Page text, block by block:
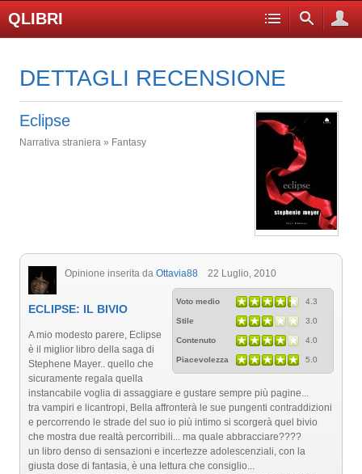
QLIBRI
DETTAGLI RECENSIONE
Eclipse
Narrativa straniera » Fantasy
Opinione inserita da Ottavia88 22 Luglio, 2010
Voto medio 4.3
Stile 3.0
Contenuto 4.0
Piacevolezza 5.0
ECLIPSE: IL BIVIO
A mio modesto parere, Eclipse
è il miglior libro della saga di
Stephene Mayer.. quello che
sicuramente regala quella
instancabile voglia di assaggiare e gustare sempre più pagine...
tra vampiri e licantropi, Bella affronterà le sue pungenti contraddizioni
e percorrendo le strade del suo io più intimo si scorgerà quel bivio
che mostra due realtà percorribili... ma quale abbracciare????
un libro denso di sensazioni e incertezze adolescenziali, con la
giusta dose di fantasia, è una lettura che consiglio...